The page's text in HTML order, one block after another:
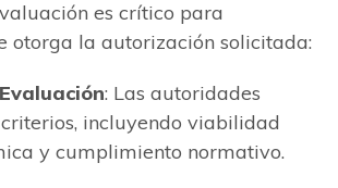
es crítico para
otorga la autorización solicitada:
: Las autoridades
incluyendo viabilidad
y cumplimiento normativo.